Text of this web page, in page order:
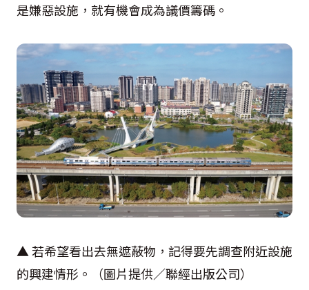
是嫌惡設施，就有機會成為議價籌碼。
▲ 若希望看出去無遮蔽物，記得要先調查附近設施
的興建情形。（圖片提供／聯經出版公司）